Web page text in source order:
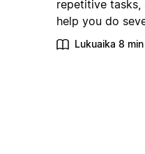
repetitive
help you do
Lukuaika 8 min